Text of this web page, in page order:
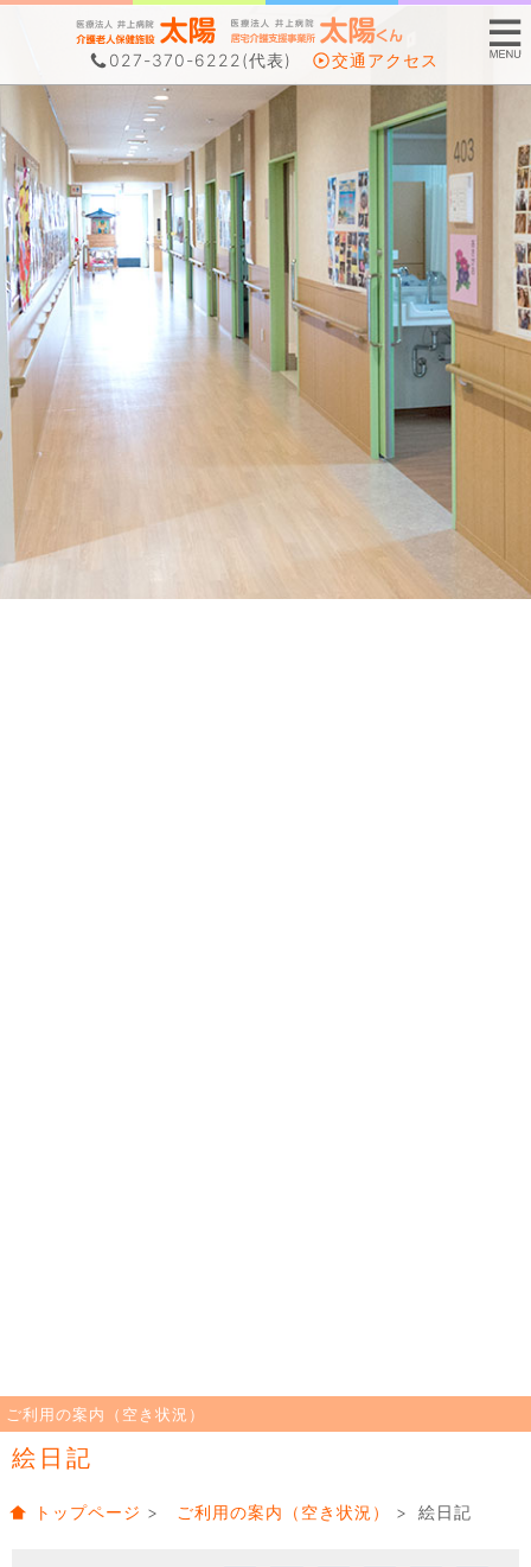
027-370-6222 (代表) 交通アクセス
絵日記
ご利用の案内（空き状況）
トップページ > ご利用の案内（空き状況） > 絵日記